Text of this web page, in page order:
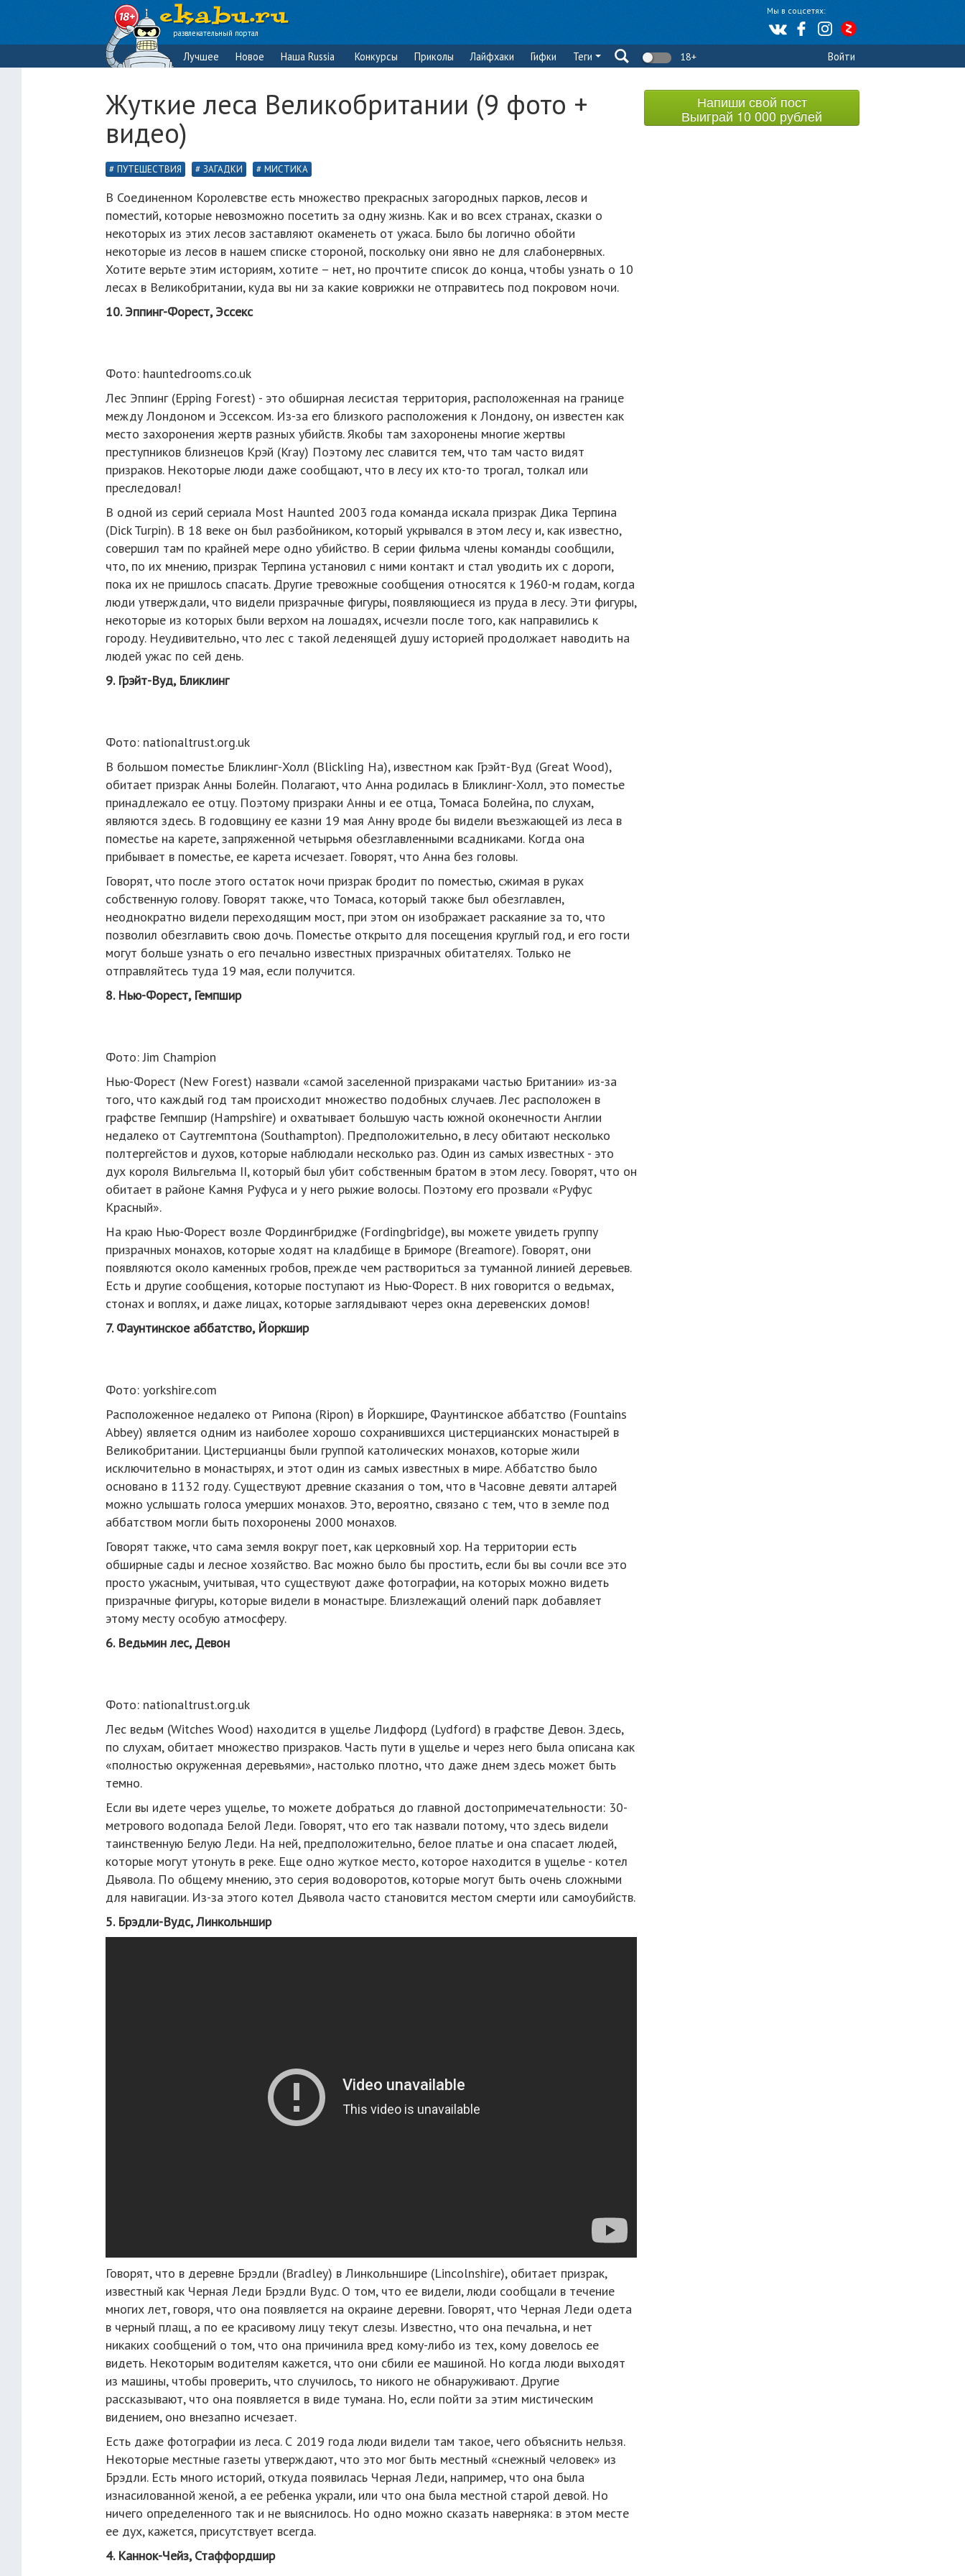
Мы в соцсетях:
развлекательный портал
Лучшее Новое Наша Russia Конкурсы Приколы Лайфхаки Гифки Теги 18+ Войти
Жуткие леса Великобритании (9 фото +
видео)
ПУТЕШЕСТВИЯ ЗАГАДКИ МИСТИКА
В Соединенном Королевстве есть множество прекрасных загородных парков, лесов и
поместий, которые невозможно посетить за одну жизнь. Как и во всех странах, сказки о
некоторых из этих лесов заставляют окаменеть от ужаса. Было бы логично обойти
некоторые из лесов в нашем списке стороной, поскольку они явно не для слабонервных.
Хотите верьте этим историям, хотите – нет, но прочтите список до конца, чтобы узнать о 10
лесах в Великобритании, куда вы ни за какие коврижки не отправитесь под покровом ночи.
10. Эппинг-Форест, Эссекс
Фото: hauntedrooms.co.uk
Лес Эппинг (Epping Forest) - это обширная лесистая территория, расположенная на границе
между Лондоном и Эссексом. Из-за его близкого расположения к Лондону, он известен как
место захоронения жертв разных убийств. Якобы там захоронены многие жертвы
преступников близнецов Крэй (Kray) Поэтому лес славится тем, что там часто видят
призраков. Некоторые люди даже сообщают, что в лесу их кто-то трогал, толкал или
преследовал!
В одной из серий сериала Most Haunted 2003 года команда искала призрак Дика Терпина
(Dick Turpin). В 18 веке он был разбойником, который укрывался в этом лесу и, как известно,
совершил там по крайней мере одно убийство. В серии фильма члены команды сообщили,
что, по их мнению, призрак Терпина установил с ними контакт и стал уводить их с дороги,
пока их не пришлось спасать. Другие тревожные сообщения относятся к 1960-м годам, когда
люди утверждали, что видели призрачные фигуры, появляющиеся из пруда в лесу. Эти фигуры,
некоторые из которых были верхом на лошадях, исчезли после того, как направились к
городу. Неудивительно, что лес с такой леденящей душу историей продолжает наводить на
людей ужас по сей день.
9. Грэйт-Вуд, Бликлинг
Фото: nationaltrust.org.uk
В большом поместье Бликлинг-Холл (Blickling Ha), известном как Грэйт-Вуд (Great Wood),
обитает призрак Анны Болейн. Полагают, что Анна родилась в Бликлинг-Холл, это поместье
принадлежало ее отцу. Поэтому призраки Анны и ее отца, Томаса Болейна, по слухам,
являются здесь. В годовщину ее казни 19 мая Анну вроде бы видели въезжающей из леса в
поместье на карете, запряженной четырьмя обезглавленными всадниками. Когда она
прибывает в поместье, ее карета исчезает. Говорят, что Анна без головы.
Говорят, что после этого остаток ночи призрак бродит по поместью, сжимая в руках
собственную голову. Говорят также, что Томаса, который также был обезглавлен,
неоднократно видели переходящим мост, при этом он изображает раскаяние за то, что
позволил обезглавить свою дочь. Поместье открыто для посещения круглый год, и его гости
могут больше узнать о его печально известных призрачных обитателях. Только не
отправляйтесь туда 19 мая, если получится.
8. Нью-Форест, Гемпшир
Фото: Jim Champion
Нью-Форест (New Forest) назвали «самой заселенной призраками частью Британии» из-за
того, что каждый год там происходит множество подобных случаев. Лес расположен в
графстве Гемпшир (Hampshire) и охватывает большую часть южной оконечности Англии
недалеко от Саутгемптона (Southampton). Предположительно, в лесу обитают несколько
полтергейстов и духов, которые наблюдали несколько раз. Один из самых известных - это
дух короля Вильгельма II, который был убит собственным братом в этом лесу. Говорят, что он
обитает в районе Камня Руфуса и у него рыжие волосы. Поэтому его прозвали «Руфус
Красный».
На краю Нью-Форест возле Фордингбридже (Fordingbridge), вы можете увидеть группу
призрачных монахов, которые ходят на кладбище в Бриморе (Breamore). Говорят, они
появляются около каменных гробов, прежде чем раствориться за туманной линией деревьев.
Есть и другие сообщения, которые поступают из Нью-Форест. В них говорится о ведьмах,
стонах и воплях, и даже лицах, которые заглядывают через окна деревенских домов!
7. Фаунтинское аббатство, Йоркшир
Фото: yorkshire.com
Расположенное недалеко от Рипона (Ripon) в Йоркшире, Фаунтинское аббатство (Fountains
Abbey) является одним из наиболее хорошо сохранившихся цистерцианских монастырей в
Великобритании. Цистерцианцы были группой католических монахов, которые жили
исключительно в монастырях, и этот один из самых известных в мире. Аббатство было
основано в 1132 году. Существуют древние сказания о том, что в Часовне девяти алтарей
можно услышать голоса умерших монахов. Это, вероятно, связано с тем, что в земле под
аббатством могли быть похоронены 2000 монахов.
Говорят также, что сама земля вокруг поет, как церковный хор. На территории есть
обширные сады и лесное хозяйство. Вас можно было бы простить, если бы вы сочли все это
просто ужасным, учитывая, что существуют даже фотографии, на которых можно видеть
призрачные фигуры, которые видели в монастыре. Близлежащий олений парк добавляет
этому месту особую атмосферу.
6. Ведьмин лес, Девон
Фото: nationaltrust.org.uk
Лес ведьм (Witches Wood) находится в ущелье Лидфорд (Lydford) в графстве Девон. Здесь,
по слухам, обитает множество призраков. Часть пути в ущелье и через него была описана как
«полностью окруженная деревьями», настолько плотно, что даже днем здесь может быть
темно.
Если вы идете через ущелье, то можете добраться до главной достопримечательности: 30-
метрового водопада Белой Леди. Говорят, что его так назвали потому, что здесь видели
таинственную Белую Леди. На ней, предположительно, белое платье и она спасает людей,
которые могут утонуть в реке. Еще одно жуткое место, которое находится в ущелье - котел
Дьявола. По общему мнению, это серия водоворотов, которые могут быть очень сложными
для навигации. Из-за этого котел Дьявола часто становится местом смерти или самоубийств.
5. Брэдли-Вудс, Линкольншир
Говорят, что в деревне Брэдли (Bradley) в Линкольншире (Lincolnshire), обитает призрак,
известный как Черная Леди Брэдли Вудс. О том, что ее видели, люди сообщали в течение
многих лет, говоря, что она появляется на окраине деревни. Говорят, что Черная Леди одета
в черный плащ, а по ее красивому лицу текут слезы. Известно, что она печальна, и нет
никаких сообщений о том, что она причинила вред кому-либо из тех, кому довелось ее
видеть. Некоторым водителям кажется, что они сбили ее машиной. Но когда люди выходят
из машины, чтобы проверить, что случилось, то никого не обнаруживают. Другие
рассказывают, что она появляется в виде тумана. Но, если пойти за этим мистическим
видением, оно внезапно исчезает.
Есть даже фотографии из леса. С 2019 года люди видели там такое, чего объяснить нельзя.
Некоторые местные газеты утверждают, что это мог быть местный «снежный человек» из
Брэдли. Есть много историй, откуда появилась Черная Леди, например, что она была
изнасилованной женой, а ее ребенка украли, или что она была местной старой девой. Но
ничего определенного так и не выяснилось. Но одно можно сказать наверняка: в этом месте
ее дух, кажется, присутствует всегда.
4. Каннок-Чейз, Стаффордшир
Напиши свой пост
Выиграй 10 000 рублей